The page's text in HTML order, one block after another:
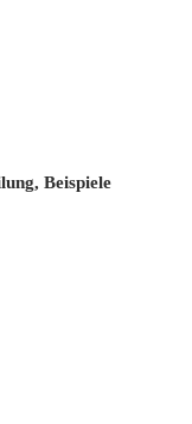
Beispiele